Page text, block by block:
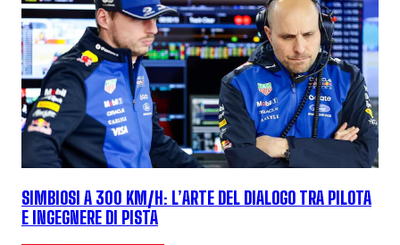
SIMBIOSI A 300 KM/H: L’ARTE DEL DIALOGO TRA PILOTA
E INGEGNERE DI PISTA